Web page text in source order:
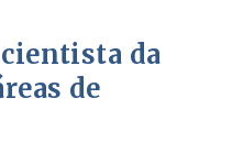
cientista da
de